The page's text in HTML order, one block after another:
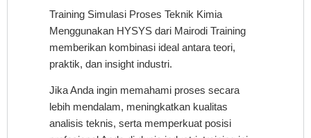
Training Simulasi Proses Teknik Kimia
Menggunakan HYSYS dari Mairodi Training
memberikan kombinasi ideal antara teori,
praktik, dan insight industri.
Jika Anda ingin memahami proses secara
lebih mendalam, meningkatkan kualitas
analisis teknis, serta memperkuat posisi